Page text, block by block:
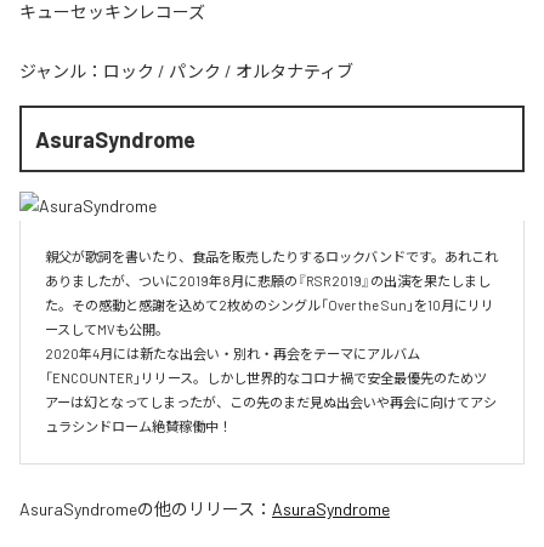
キューセッキンレコーズ
ジャンル： ロック / パンク / オルタナティブ
AsuraSyndrome
親父が歌詞を書いたり、食品を販売したりするロックバンドです。あれこれ
ありましたが、ついに2019年8月に悲願の『RSR2019』の出演を果たしまし
た。その感動と感謝を込めて2枚めのシングル「Over the Sun」を10月にリリ
ースしてMVも公開。
2020年4月には新たな出会い・別れ・再会をテーマにアルバム
「ENCOUNTER」リリース。しかし世界的なコロナ禍で安全最優先のためツ
アーは幻となってしまったが、この先のまだ見ぬ出会いや再会に向けてアシ
ュラシンドローム絶賛稼働中！
AsuraSyndromeの他のリリース： AsuraSyndrome